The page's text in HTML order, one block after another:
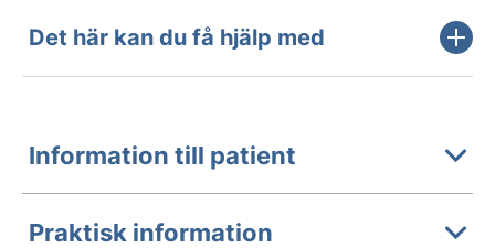
Det här kan du få hjälp med
Information till patient
Praktisk information